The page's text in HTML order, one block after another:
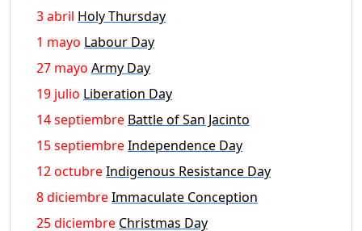
3 abril Holy Thursday
1 mayo Labour Day
27 mayo Army Day
19 julio Liberation Day
14 septiembre Battle of San Jacinto
15 septiembreIndependence Day
12 octubreIndigenous Resistance Day
8 diciembreImmaculate Conception
25 diciembre Christmas Day